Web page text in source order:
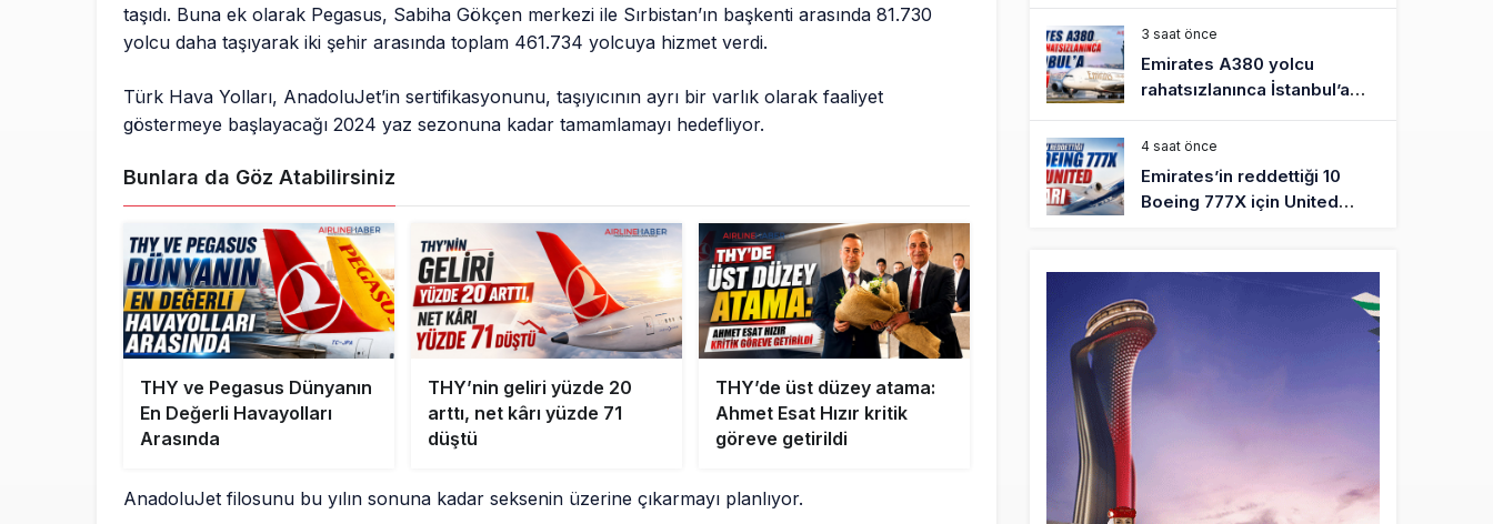
taşıdı. Buna ek olarak Pegasus, Sabiha Gökçen merkezi ile Sırbistan’ın başkenti arasında 81.730
yolcu daha taşıyarak iki şehir arasında toplam 461.734 yolcuya hizmet verdi.
Türk Hava Yolları, AnadoluJet’in sertifikasyonunu, taşıyıcının ayrı bir varlık olarak faaliyet
göstermeye başlayacağı 2024 yaz sezonuna kadar tamamlamayı hedefliyor.
Bunlara da Göz Atabilirsiniz
THY ve Pegasus Dünyanın
En Değerli Havayolları
Arasında
THY’nin geliri yüzde 20
arttı, net kârı yüzde 71
düştü
THY’de üst düzey atama:
Ahmet Esat Hızır kritik
göreve getirildi
AnadoluJet filosunu bu yılın sonuna kadar seksenin üzerine çıkarmayı planlıyor.
3 saat önce
Emirates A380 yolcu
rahatsızlanınca İstanbul’a
indi
4 saat önce
Emirates’in reddettiği 10
Boeing 777X için United
DHL uçağı havada cisimle
çarpıştı, havalimanında
patlayıcı drone bulundu
5 saat önce
SpaceX Falcon 9’un ikinci
kademesi Ay’a çarptı
Üniformasız Disiplin: Kabin